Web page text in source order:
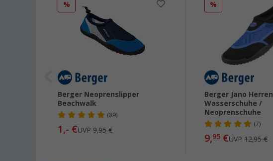
%
Berger Neoprenslipper
Beachwalk
(89)
1,- €UVP9,95 €
%
Berger Jano Herren
Wasserschuhe /
Neoprenschuhe
(7)
9,95€UVP 12,95 €